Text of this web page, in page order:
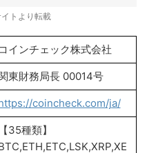
トより転載
コインチェック株式会社
東財務局長 00014号
coincheck.com/ja/
【35種類】